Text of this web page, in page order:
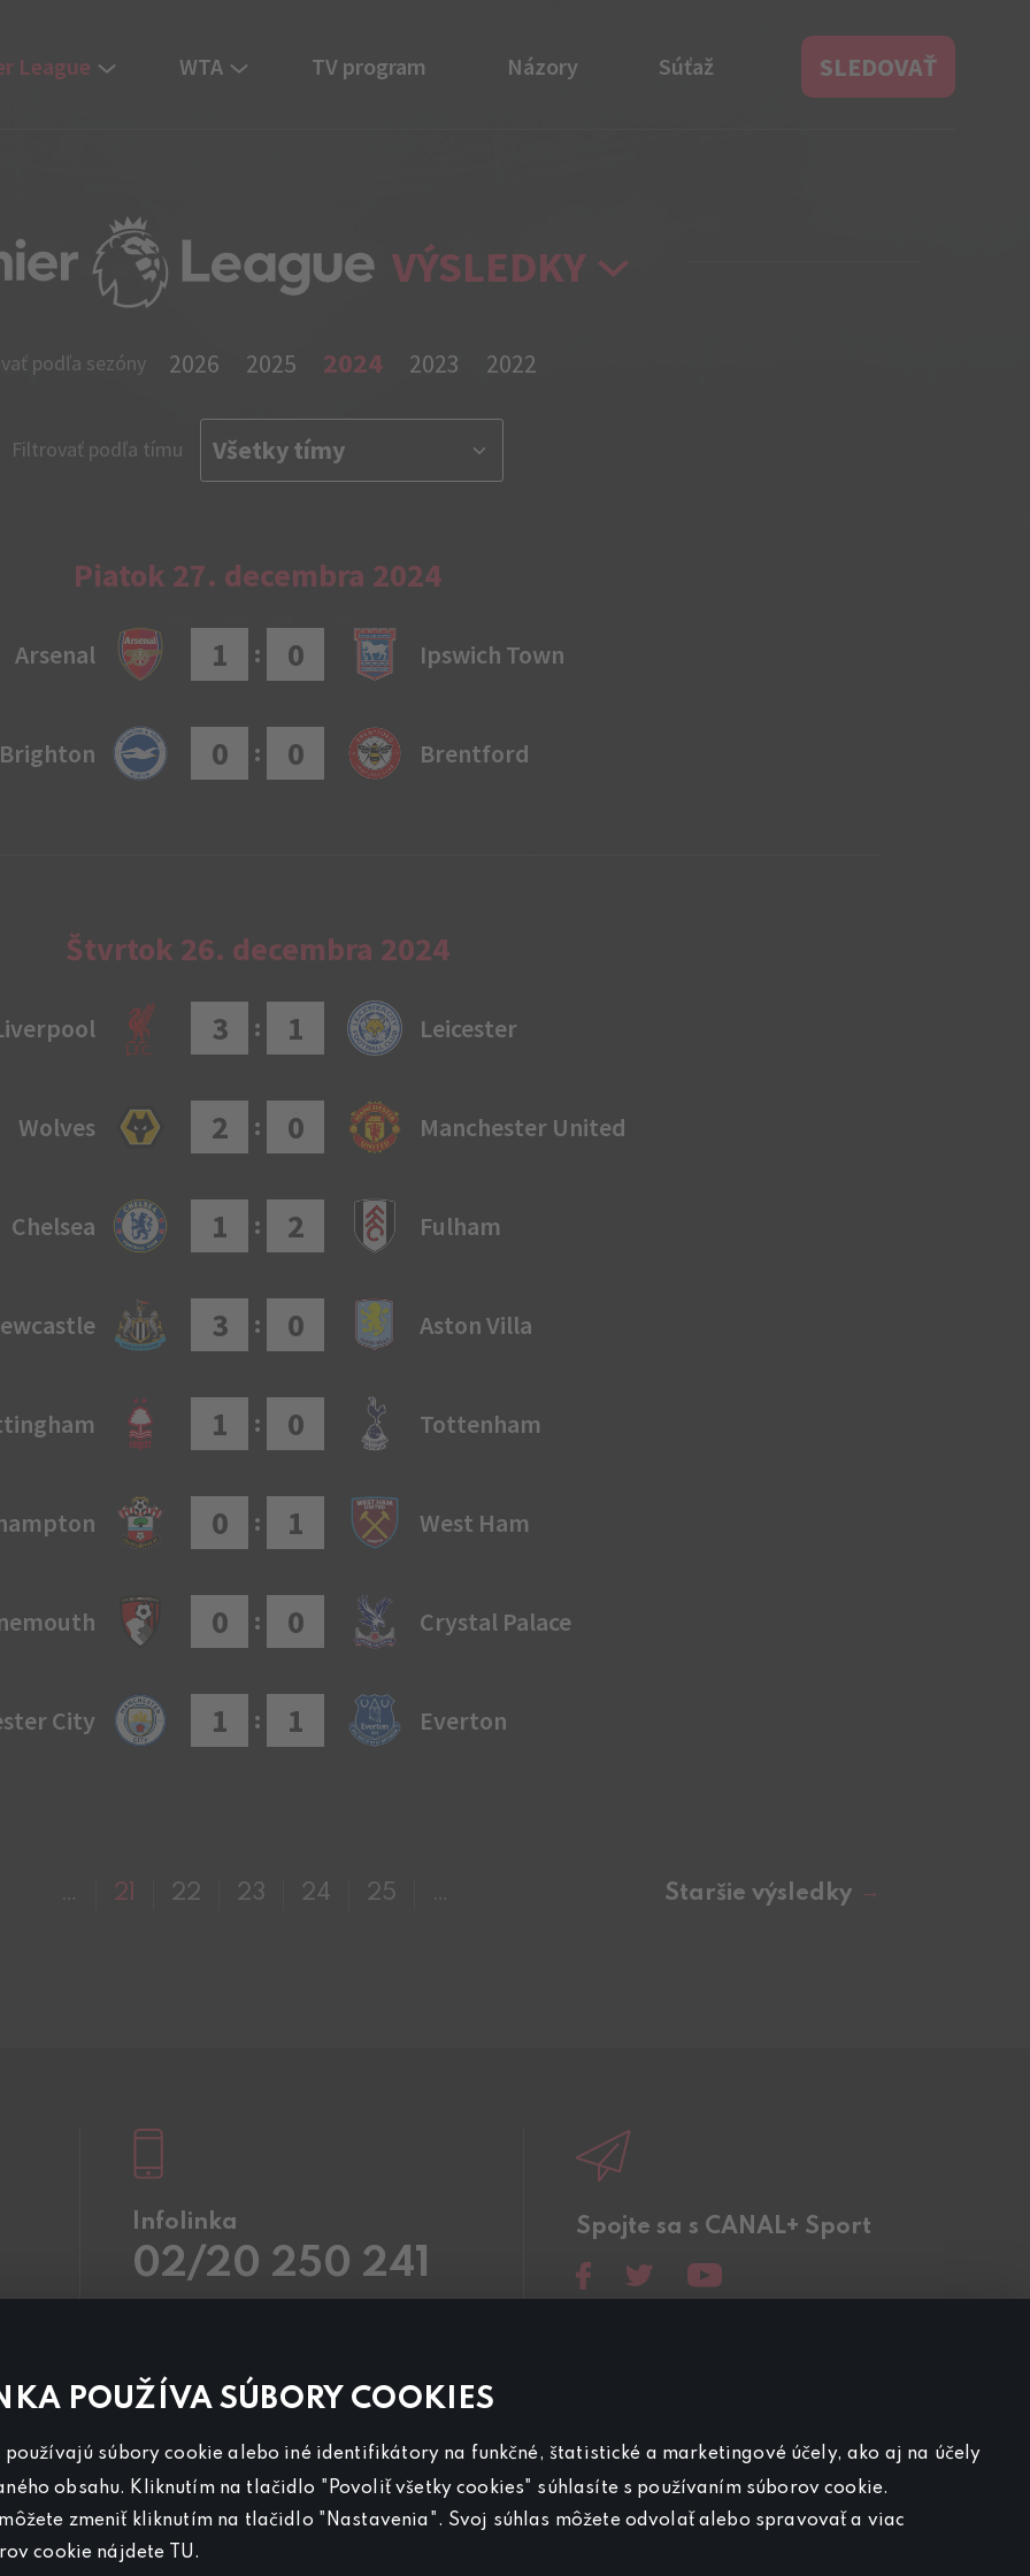
POUŽÍVA SÚBORY COOKIES
súbory cookie alebo iné identifikátory na funkčné, štatistické a marketingové účely, ako aj na účely
obsahu. Kliknutím na tlačidlo "Povoliť všetky cookies" súhlasíte s používaním súborov cookie.
zmeniť kliknutím na tlačidlo "Nastavenia". Svoj súhlas môžete odvolať alebo spravovať a viac
cookie nájdete TU.
League WTA TV program Názory Súťaž SLEDOVAŤ
VÝSLEDKY
podľa sezóny 2026 2025 2024 2023 2022
Filtrovať podľa tímu
Piatok 27. decembra 2024
Arsenal 1 : 0 Ipswich Town
Brighton 0 : 0 Brentford
Štvrtok 26. decembra 2024
3 : 1 Leicester
Wolves 2 : 0 Manchester United
Chelsea 1 : 2 Fulham
3 : 0 Aston Villa
1 : 0 Tottenham
0 : 1 West Ham
0 : 0 Crystal Palace
City 1 : 1 Everton
… 21 22 23 24 25 … Staršie výsledky
Infolinka
02/20 250 241
Kontaktujte nás aj cez chat
inzerciu na programe CANAL+ Sport
nás kontaktujte na
reklama@canalplus.cz
Našu redakciu kontaktujete na
redakce@canalplus.cz
Spojte sa s CANAL+ Sport